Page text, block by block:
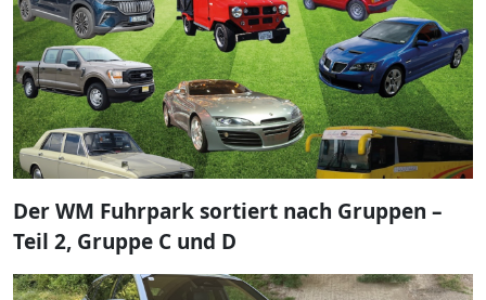
Der WM Fuhrpark sortiert nach Gruppen –
Teil 2, Gruppe C und D